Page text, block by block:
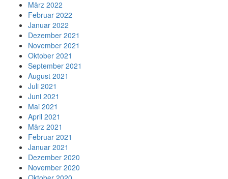
März 2022
Februar 2022
Januar 2022
Dezember 2021
November 2021
Oktober 2021
September 2021
August 2021
Juli 2021
Juni 2021
Mai 2021
April 2021
März 2021
Februar 2021
Januar 2021
Dezember 2020
November 2020